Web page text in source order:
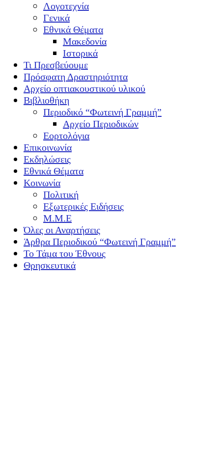
Λογοτεχνία
Γενικά
Εθνικά Θέματα
Μακεδονία
Ιστορικά
Τι Πρεσβεύουμε
Πρόσφατη Δραστηριότητα
Αρχείο οπτιακουστικού υλικού
Βιβλιοθήκη
Περιοδικό “Φωτεινή Γραμμή”
Αρχείο Περιοδικών
Εορτολόγια
Επικοινωνία
Εκδηλώσεις
Εθνικά Θέματα
Κοινωνία
Πολιτική
Εξωτερικές Ειδήσεις
Μ.Μ.Ε
Όλες οι Αναρτήσεις
Άρθρα Περιοδικού “Φωτεινή Γραμμή”
Το Τάμα του Έθνους
Θρησκευτικά